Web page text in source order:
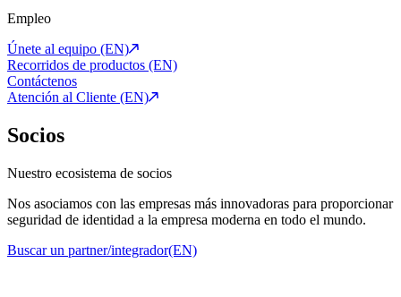
Empleo
Únete al equipo (EN)
Recorridos de productos (EN)
Contáctenos
Atención al Cliente (EN)
Socios
Nuestro ecosistema de socios
Nos asociamos con las empresas más innovadoras para proporcionar
seguridad de identidad a la empresa moderna en todo el mundo.
Buscar un partner/integrador(EN)